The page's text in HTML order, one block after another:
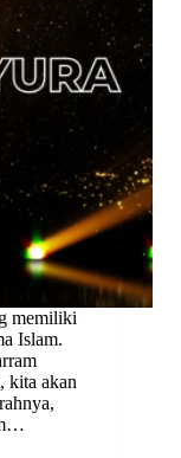
memiliki
Islam.
kita akan